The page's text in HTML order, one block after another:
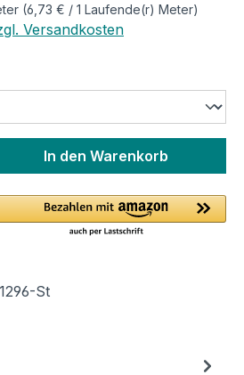
(6,73 € / 1 Laufende(r) Meter)
Versandkosten
Gib den
In den Warenkorb
St